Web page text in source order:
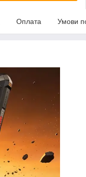
Оплата Умови